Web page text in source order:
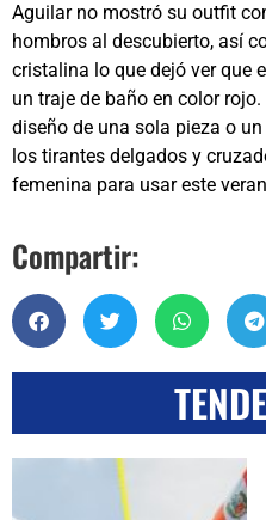
Aguilar no mostró su outfit
hombros al descubierto, así
cristalina lo que dejó ver que
un traje de baño en color
diseño de una sola pieza o
los tirantes delgados y
femenina para usar este
Compartir: